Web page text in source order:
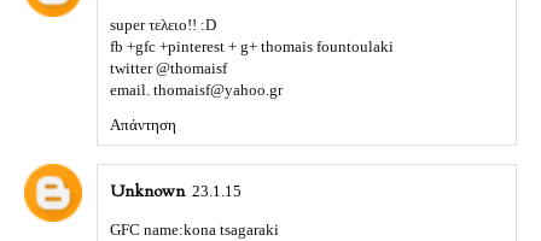
super τελειo!! :D
fb +gfc +pinterest + g+ thomais fountoulaki
twitter @thomaisf
email. thomaisf@yahoo.gr
Απάντηση
Unknown 23.1.15
GFC name:kona tsagaraki